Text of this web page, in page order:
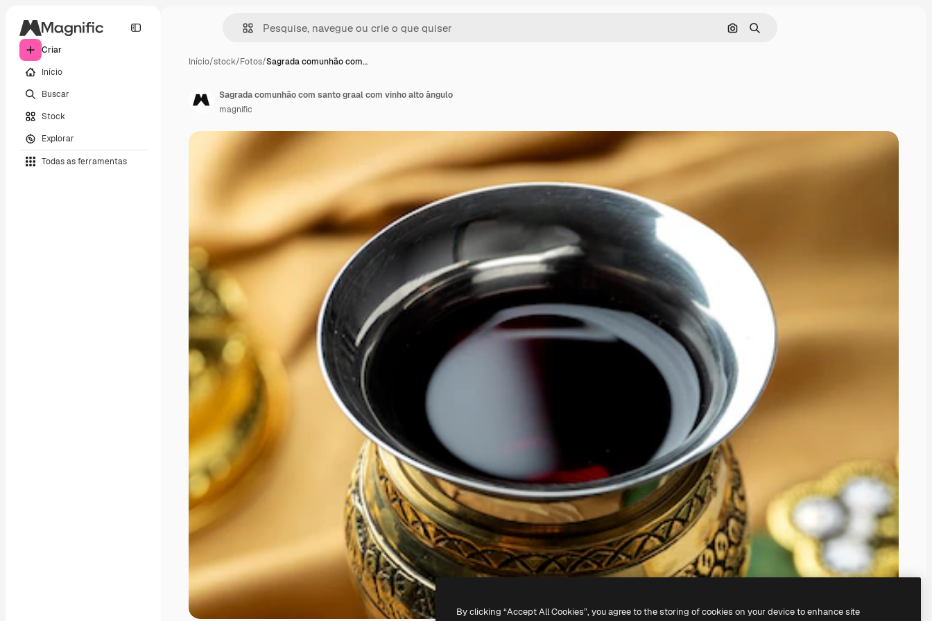
Criar
Início
Buscar
Stock
Explorar
Todas as ferramentas
Pesquisar por imagem
Buscar
Início/stock/Fotos/Sagrada comunhão com…
Sagrada comunhão com santo graal com vinho alto ângulo
magnific
By clicking “Accept All Cookies”, you agree to the storing of cookies on your device to enhance site